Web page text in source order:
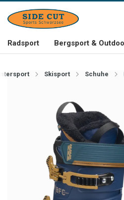
Radsport Bergsport &
Skisport Schuhe